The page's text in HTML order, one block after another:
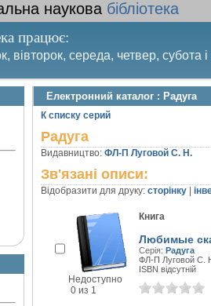
наукова бібліотека
працює:
вівторок, середа, четвер, субота
день – п’ятниця. Останній четвер
Електронний каталог : Радуга
К списку серий
Радуга
Видавництво: ФЛ-П Луговой С. Н.
Зв'язані описи:
Відобразити для друку: сторінку
Недоступно
0 из 1
Книга
Любимые
Серія: Радуга
ФЛ-П Луговой С.
ISBN відсутній